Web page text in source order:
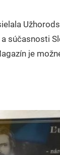
súčasnosti
je